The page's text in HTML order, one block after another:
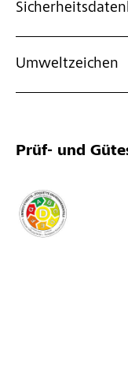
Umweltzeichen
Prüf- und